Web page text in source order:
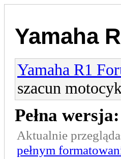
Yamaha
Yamaha R1
szacun
Pełna wersja:
Aktualnie
pełnym